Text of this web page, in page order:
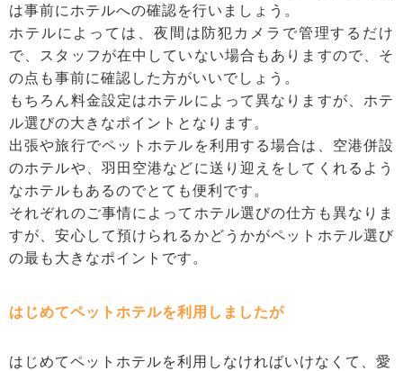
は事前にホテルへの確認を行いましょう。
ホテルによっては、夜間は防犯カメラで管理するだけ
で、スタッフが在中していない場合もありますので、そ
の点も事前に確認した方がいいでしょう。
もちろん料金設定はホテルによって異なりますが、ホテ
ル選びの大きなポイントとなります。
出張や旅行でペットホテルを利用する場合は、空港併設
のホテルや、羽田空港などに送り迎えをしてくれるよう
なホテルもあるのでとても便利です。
それぞれのご事情によってホテル選びの仕方も異なりま
すが、安心して預けられるかどうかがペットホテル選び
の最も大きなポイントです。
はじめてペットホテルを利用しましたが
はじめてペットホテルを利用しなければいけなくて、愛